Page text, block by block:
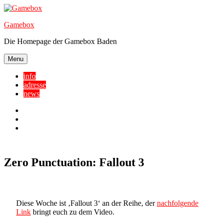
Skip
content
Gamebox
Die Homepage der Gamebox Baden
Menu
info
adresse
news
Zero Punctuation: Fallout 3
Diese Woche ist ‚Fallout 3‘ an der Reihe, dernachfolgende
Link bringt euch zu dem Video.